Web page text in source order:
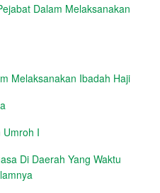
Dalam Melaksanakan
Melaksanakan Ibadah Haji
Umroh I
Di Daerah Yang Waktu